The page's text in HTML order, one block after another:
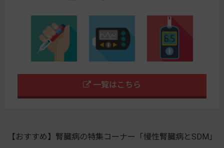
一覧はこちら
【おすすめ】腎臓病の特集コーナー「慢性腎臓病とSDM」